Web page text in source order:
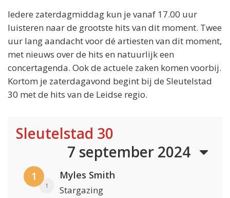
Iedere zaterdagmiddag kun je vanaf 17.00 uur
luisteren naar de grootste hits van dit moment. Twee
uur lang aandacht voor dé artiesten van dit moment,
met nieuws over de hits en natuurlijk een
concertagenda. Ook de actuele zaken komen voorbij.
Kortom je zaterdagavond begint bij de Sleutelstad
30 met de hits van de Leidse regio.
Sleutelstad 30
7 september 2024
1
1
Myles Smith
Stargazing